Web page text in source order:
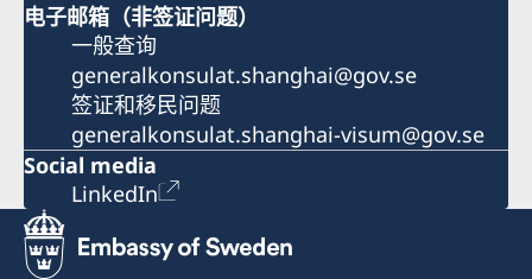
电子邮箱（非签证问题）
一般查询
generalkonsulat.shanghai@gov.se
签证和移民问题
generalkonsulat.shanghai-visum@gov.se
Social media
LinkedIn